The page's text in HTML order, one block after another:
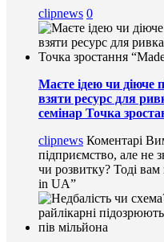
clipnews 0
Маєте ідею чи діюче
взяти ресурс для
семінар Точка
clipnews Коментарі
підприємство, але не
чи розвитку? Тоді
in UA”